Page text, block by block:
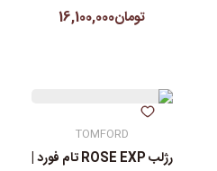
تومان16,100,000
TOMFORD
رژلب ROSE EXP تام فورد |